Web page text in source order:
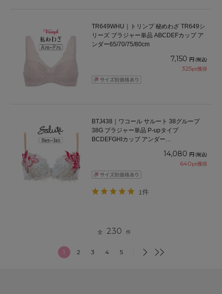
TR649WHU｜トリンプ 秘めわざ TR649シ
リーズ ブラジャー単品 ABCDEFカップ ア
ンダー65/70/75/80cm
7,150 円 (税込)
325pt獲得
BTJ438｜ワコール サルート 38グループ
38G ブラジャー単品 P-upタイプ
BCDEFGHIカップ アンダー
14,080 円 (税込)
640pt獲得
1件
全 230 件
1 2 3 4 5